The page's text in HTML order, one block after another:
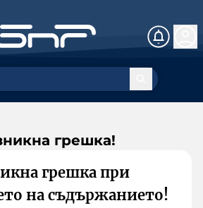
грешка!
грешка при
на съдържанието!